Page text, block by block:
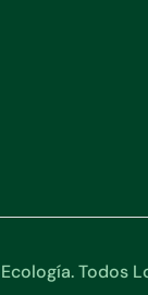
Todos